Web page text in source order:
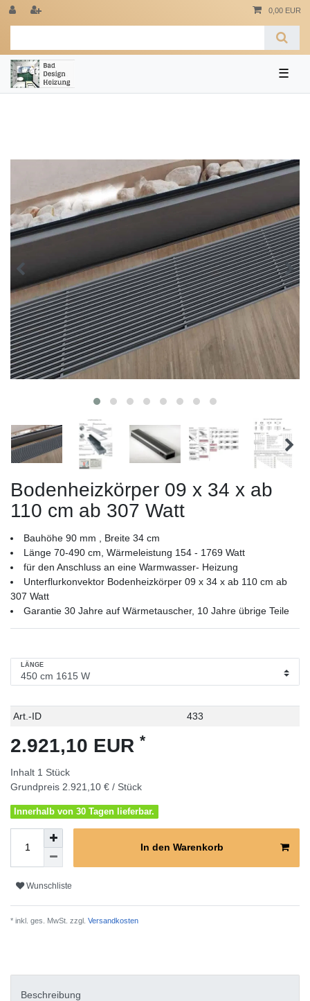
0,00 EUR
☰
Bodenheizkörper 09 x 34 x ab
110 cm ab 307 Watt
Bauhöhe 90 mm , Breite 34 cm
Länge 70-490 cm, Wärmeleistung 154 - 1769 Watt
für den Anschluss an eine Warmwasser- Heizung
Unterflurkonvektor Bodenheizkörper 09 x 34 x ab 110 cm ab
307 Watt
Garantie 30 Jahre auf Wärmetauscher, 10 Jahre übrige Teile
LÄNGE
Technisches
Wert
Art.-ID 433
2.921,10 EUR *
Inhalt 1 Stück
Grundpreis 2.921,10 € / Stück
Innerhalb von 30 Tagen lieferbar.
In den Warenkorb
Wunschliste
* inkl. ges. MwSt. zzgl. Versandkosten
Beschreibung